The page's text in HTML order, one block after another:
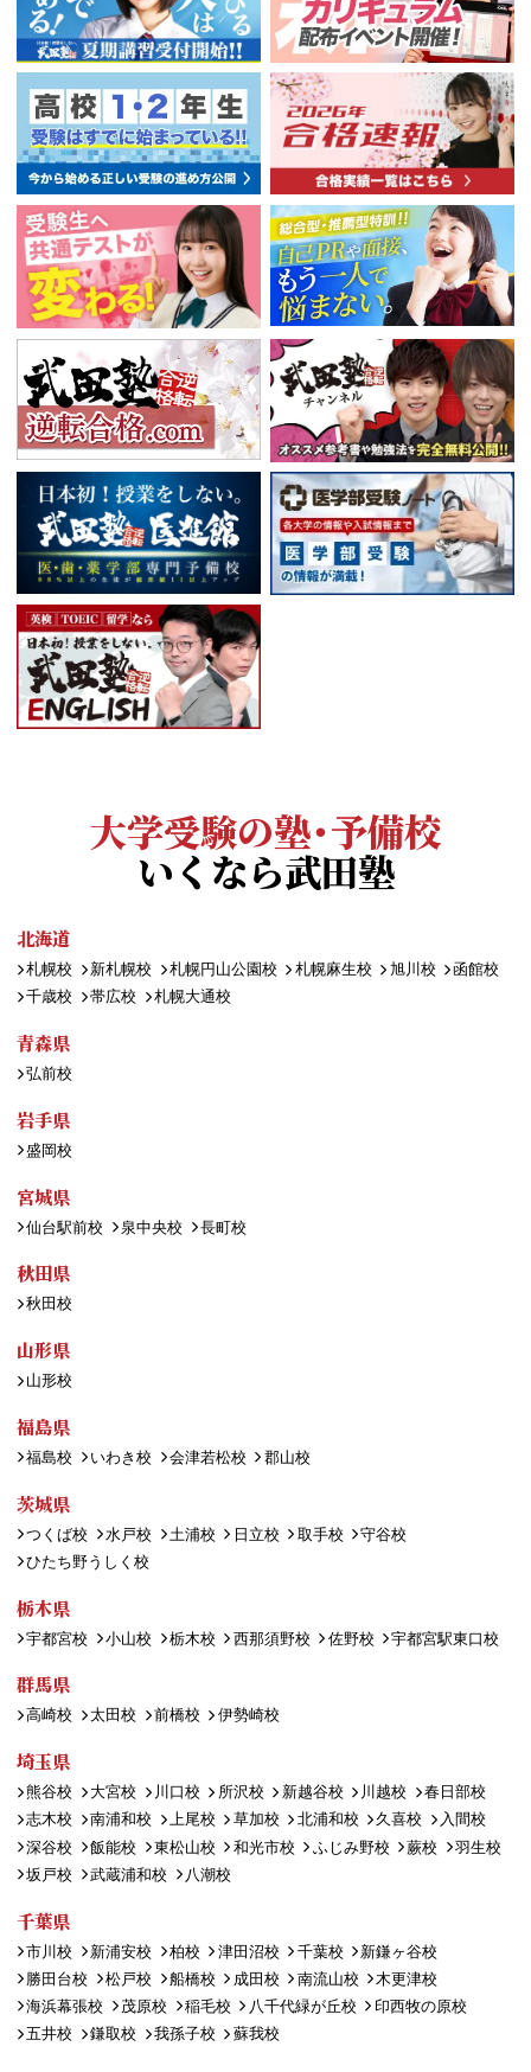
大学受験の塾・予備校
いくなら武田塾
北海道
札幌校 新札幌校 札幌円山公園校 札幌麻生校 旭川校
函館校
千歳校
帯広校 札幌大通校
青森県
弘前校
岩手県
盛岡校
宮城県
仙台駅前校 泉中央校 長町校
秋田県
秋田校
山形県
山形校
福島県
福島校 いわき校 会津若松校 郡山校
茨城県
つくば校 水戸校 土浦校 日立校 取手校
守谷校
ひたち野うしく校
栃木県
宇都宮校 小山校 栃木校 西那須野校 佐野校 宇都宮駅東口校
群馬県
高崎校 太田校 前橋校 伊勢崎校
埼玉県
熊谷校 大宮校 川口校 所沢校 新越谷校 川越校
春日部校
志木校
南浦和校 上尾校 草加校 北浦和校 久喜校
入間校
深谷校
飯能校 東松山校 和光市校 ふじみ野校 蕨校
羽生校
坂戸校
武蔵浦和校 八潮校
千葉県
市川校 新浦安校 柏校 津田沼校 千葉校
新鎌ヶ谷校
勝田台校
松戸校 船橋校 成田校 南流山校
木更津校
海浜幕張校
茂原校 稲毛校 八千代緑が丘校
印西牧の原校
五井校
鎌取校 我孫子校 蘇我校